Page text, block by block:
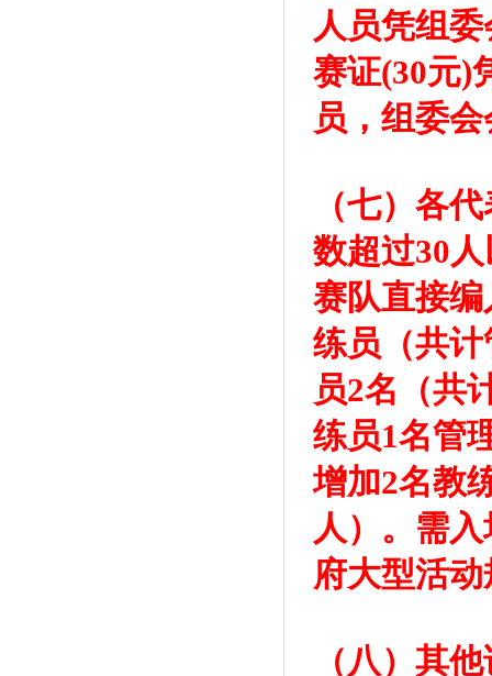
人员凭组
赛证(30元)
员，组委
（七）各
数超过30
赛队直接
练员（共
员2名（共
练员1名管
增加2名教
人）。需
府大型活
（八）其